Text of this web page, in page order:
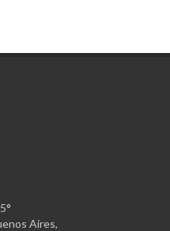
Aires,